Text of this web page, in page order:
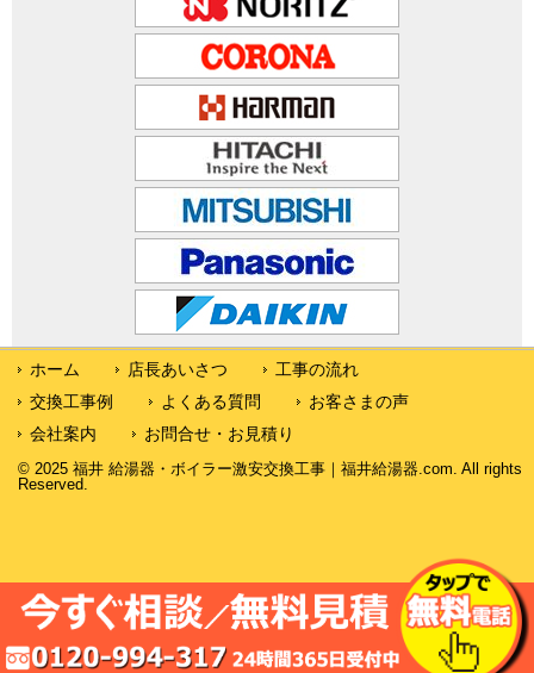
ホーム 店長あいさつ
工事の流れ
交換工事例
よくある質問
お客さまの声
会社案内
お問合せ・お見積り
© 2025 福井 給湯器・ボイラー激安交換工事｜福井給湯器.com. All rights
Reserved.